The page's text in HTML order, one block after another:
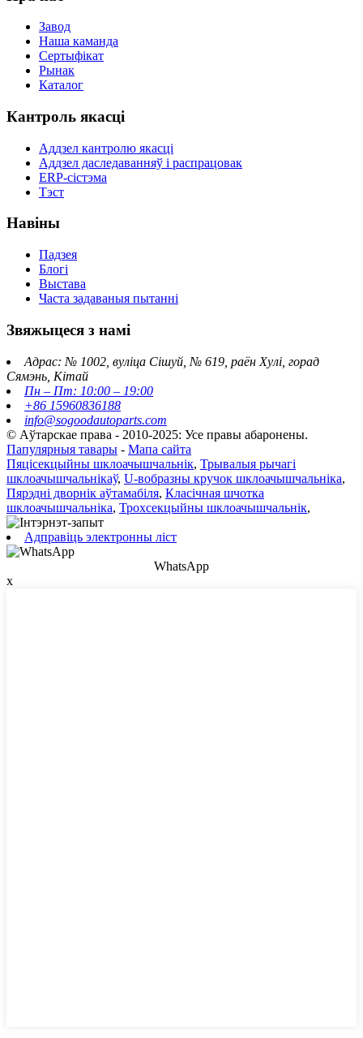
Завод
Наша каманда
Сертыфікат
Рынак
Каталог
Кантроль якасці
Аддзел кантролю якасці
Аддзел даследаванняў і распрацовак
ERP-сістэма
Тэст
Навіны
Падзея
Блогі
Выстава
Часта задаваныя пытанні
Звяжыцеся з намі
Адрас: № 1002, вуліца Сішуй, № 619, раён Хулі, горад
Сямэнь, Кітай
Пн – Пт: 10:00 – 19:00
+86 15960836188
info@sogoodautoparts.com
© Аўтарскае права - 2010-2025: Усе правы абаронены.
Папулярныя тавары - Мапа сайта
Пяцісекцыйны шклоачышчальнік, Трывалыя рычагі
шклоачышчальнікаў, U-вобразны кручок шклоачышчальніка,
Пярэдні дворнік аўтамабіля, Класічная шчотка
шклоачышчальніка, Трохсекцыйны шклоачышчальнік,
Адправіць электронны ліст
WhatsApp
x